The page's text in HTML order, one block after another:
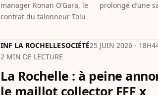
manager Ronan O’Gara, le
contrat du talonneur Tolu
prolongé d’une
INF LA ROCHELLESOCIÉTÉ25 JUIN 2026 -
2 MIN DE LECTURE
La Rochelle : à peine
le maillot collector FFF x